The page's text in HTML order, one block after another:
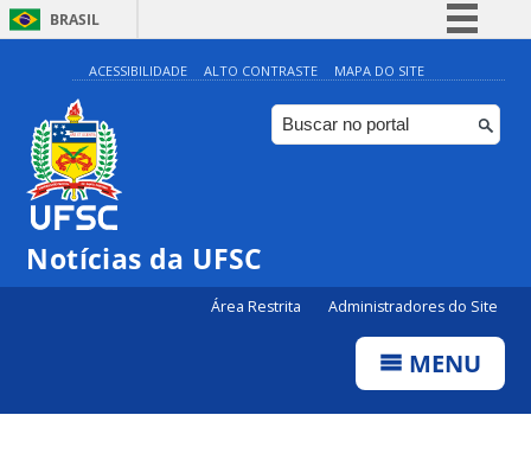
BRASIL
Simplifique!
Comunica BR
Participe
ACESSIBILIDADE ALTO CONTRASTE MAPA DO SITE
Notícias da UFSC
Área Restrita Administradores do Site
MENU